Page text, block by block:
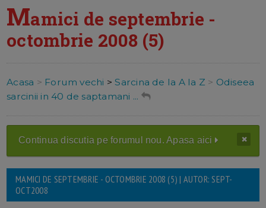
Mamici de septembrie -
octombrie 2008 (5)
Acasa > Forum vechi >Sarcina de la A la Z > Odiseea
sarcinii in 40 de saptamani ...
Continua discutia pe forumul nou. Apasa aici
MAMICI DE SEPTEMBRIE - OCTOMBRIE 2008 (5) | AUTOR: SEPT-
OCT2008